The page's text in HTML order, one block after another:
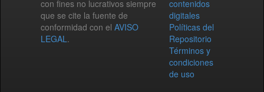
con fines no lucrativos siempre
que se cite la fuente de
conformidad con el AVISO
LEGAL.
contenidos
digitales
Políticas del
Repositorio
Términos y
condiciones
de uso